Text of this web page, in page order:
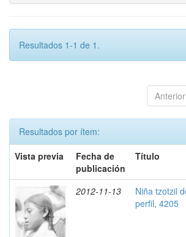
Resultados 1-1 de 1.
Anterior
Resultados por ítem:
Vista previa
Fecha de
publicación
Título
2012-11-13
Niña tzotzil
perfil, 4205